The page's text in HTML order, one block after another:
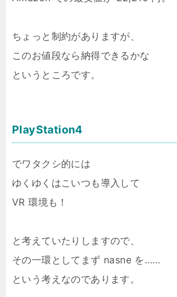
ちょっと制約がありますが、
このお値段なら納得できるかな
というところです。
PlayStation4
でワタクシ的には
ゆくゆくはこいつも導入して
VR 環境も！
と考えていたりしますので、
その一環としてまず nasne を……
という考えなのであります。